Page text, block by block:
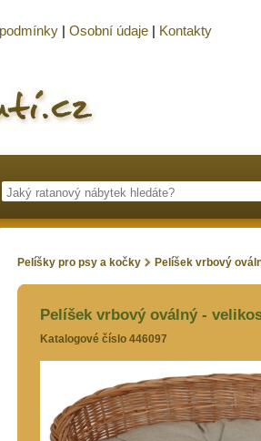
Pelíšky pro psy a kočky Pelíšek vrbový
Pelíšek vrbový oválný -
Katalogové číslo 446097
| Osobní údaje | Kontakty